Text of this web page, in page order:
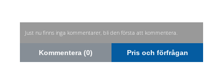
Just nu finns inga kommentarer, bli den första att kommentera.
Kommentera (0) Pris och förfrågan